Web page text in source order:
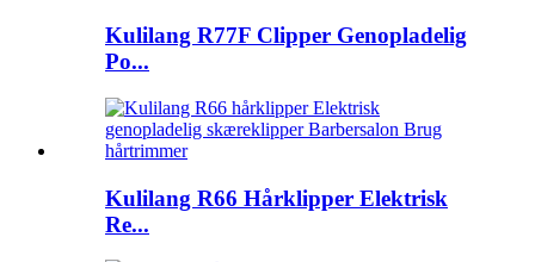
Kulilang R77F Clipper Genopladelig
Po...
Kulilang R66 Hårklipper Elektrisk
Re...